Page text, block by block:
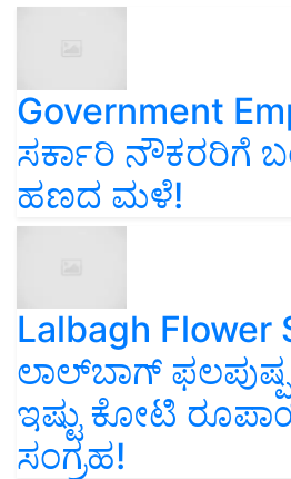
Government
ಸರ್ಕಾರಿ ನೌಕರರಿಗೆ
ಹಣದ ಮಳೆ!
Lalbagh Flower
ಲಾಲ್‌ಬಾಗ್
ಇಷ್ಟು ಕೋಟಿ
ಸಂಗ್ರಹ!